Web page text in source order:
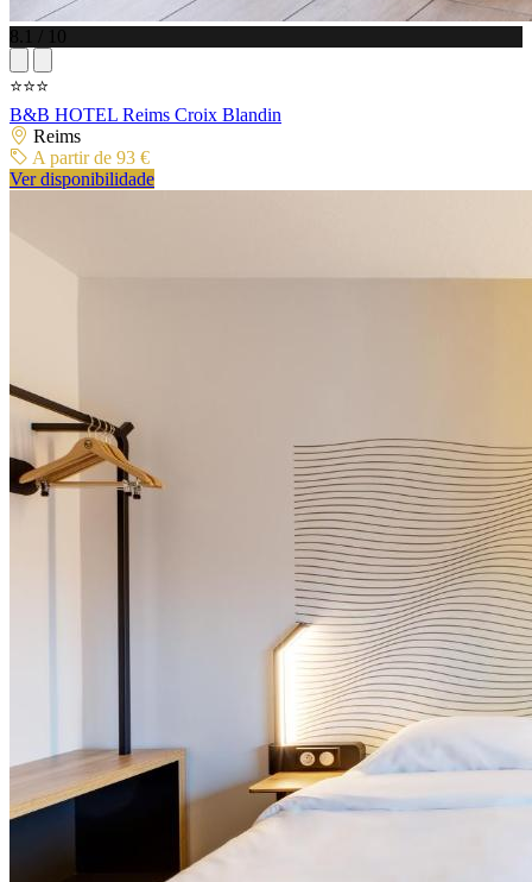
8.1 / 10
⭐⭐⭐
B&B HOTEL Reims Croix Blandin
Reims
A partir de 93 €
Ver disponibilidade